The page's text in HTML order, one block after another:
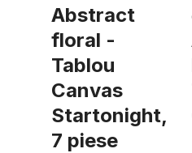
Abstract
floral -
Tablou
Canvas
Startonight,
7 piese